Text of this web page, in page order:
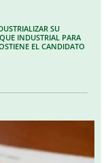
SU
INDUSTRIAL PARA
EL CANDIDATO